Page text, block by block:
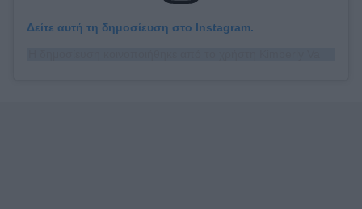
Δείτε αυτή τη δημοσίευση στο Instagram.